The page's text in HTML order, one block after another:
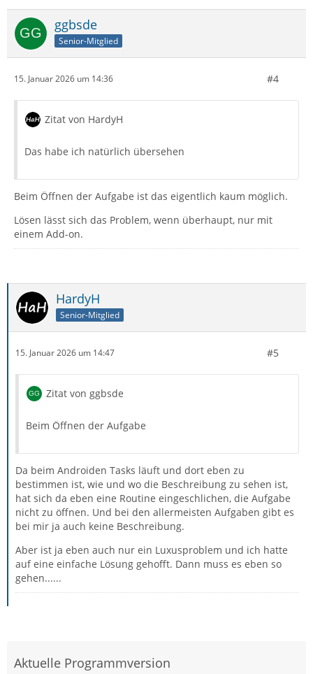
ggbsde
Senior-Mitglied
15. Januar 2026 um 14:36 #4
Zitat von HardyH
Das habe ich natürlich übersehen
Beim Öffnen der Aufgabe ist das eigentlich kaum möglich.
Lösen lässt sich das Problem, wenn überhaupt, nur mit
einem Add-on.
HardyH
Senior-Mitglied
15. Januar 2026 um 14:47 #5
Zitat von ggbsde
Beim Öffnen der Aufgabe
Da beim Androiden Tasks läuft und dort eben zu
bestimmen ist, wie und wo die Beschreibung zu sehen ist,
hat sich da eben eine Routine eingeschlichen, die Aufgabe
nicht zu öffnen. Und bei den allermeisten Aufgaben gibt es
bei mir ja auch keine Beschreibung.
Aber ist ja eben auch nur ein Luxusproblem und ich hatte
auf eine einfache Lösung gehofft. Dann muss es eben so
gehen......
Aktuelle Programmversion